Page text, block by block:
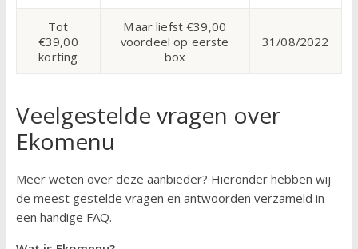
Tot
€39,00
korting
Maar liefst €39,00
voordeel op eerste
box
31/08/2022
Veelgestelde vragen over
Ekomenu
Meer weten over deze aanbieder? Hieronder hebben wij
de meest gestelde vragen en antwoorden verzameld in
een handige FAQ.